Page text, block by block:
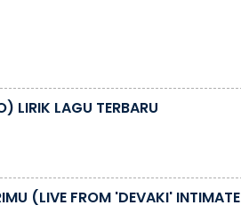
LIRIK LAGU TERBARU
(LIVE FROM 'DEVAKI' INTIMATE